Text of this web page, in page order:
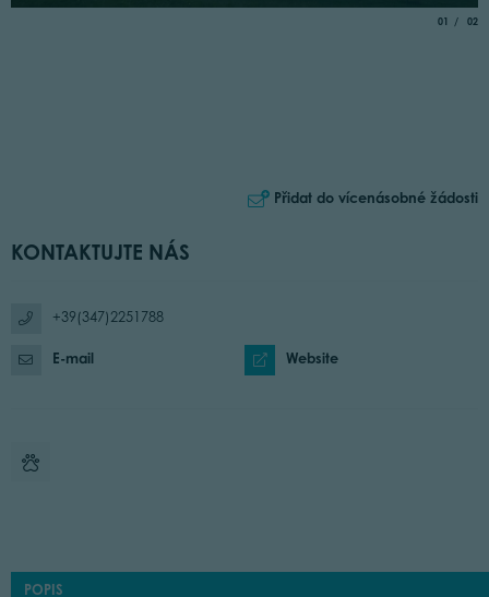
01 of
02
Přidat do vícenásobné žádosti
KONTAKTUJTE NÁS
+39(347)2251788
E-mail Website
POPIS